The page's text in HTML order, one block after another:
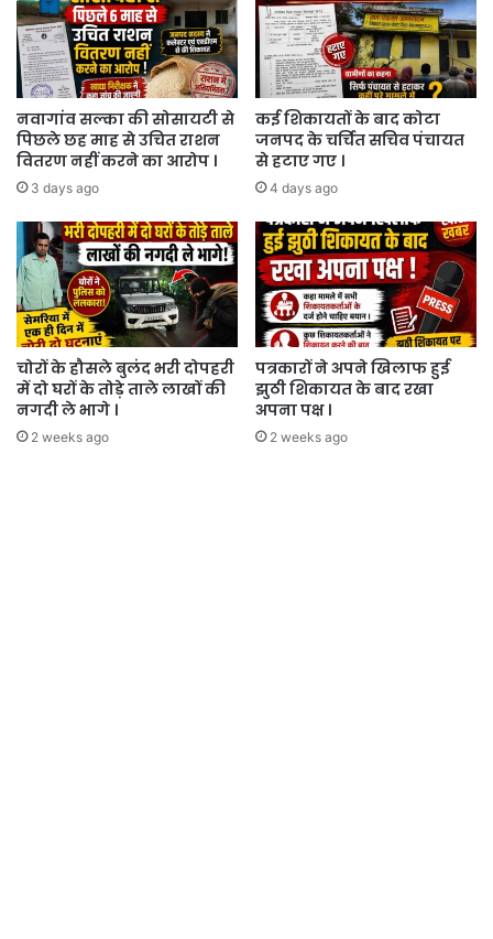
नवागांव सल्का की सोसायटी से
पिछले छह माह से उचित राशन
वितरण नहीं करने का आरोप ।
3 days ago
कई शिकायतों के बाद कोटा
जनपद के चर्चित सचिव पंचायत
से हटाए गए ।
4 days ago
चोरों के हौसले बुलंद भरी दोपहरी
में दो घरों के तोड़े ताले लाखों की
नगदी ले भागे ।
2 weeks ago
पत्रकारों ने अपने खिलाफ हुई
झुठी शिकायत के बाद रखा
अपना पक्ष ।
2 weeks ago